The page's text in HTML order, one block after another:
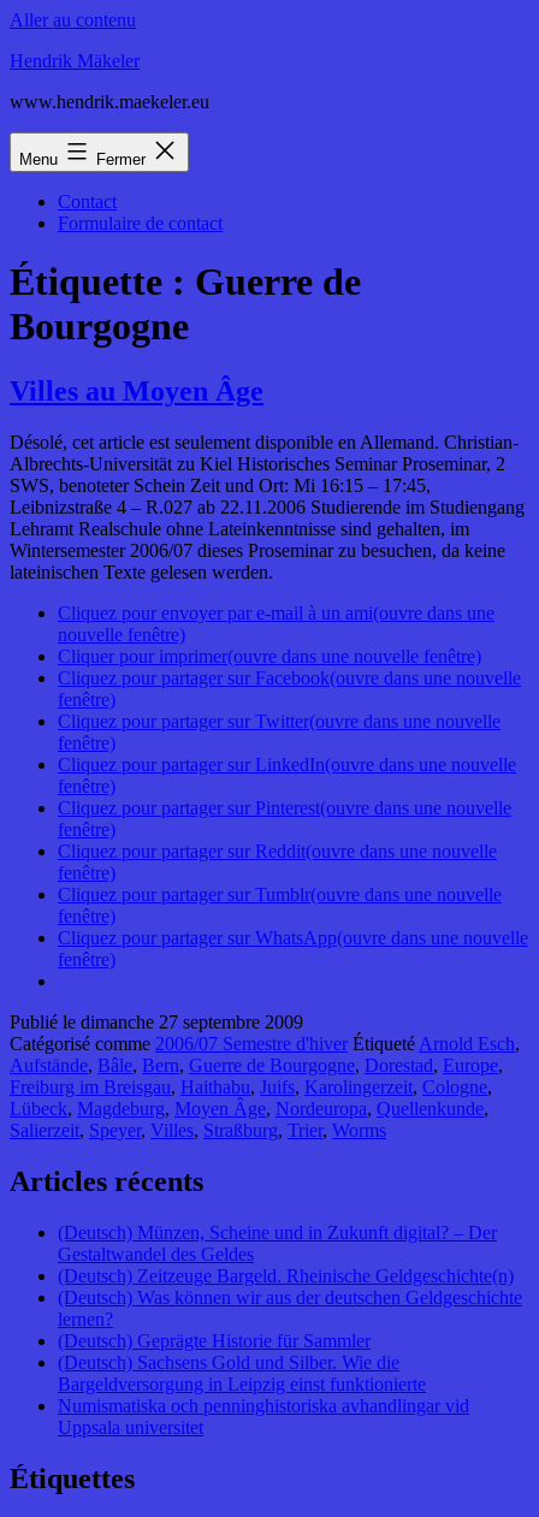
Aller au contenu
Hendrik Mäkeler
www.hendrik.maekeler.eu
Menu Fermer
Contact
Formulaire de contact
Étiquette : Guerre de
Bourgogne
Villes au Moyen Âge
Désolé, cet article est seulement disponible en Allemand. Christian-
Albrechts-Universität zu Kiel Historisches Seminar Proseminar, 2
SWS, benoteter Schein Zeit und Ort: Mi 16:15 – 17:45,
Leibnizstraße 4 – R.027 ab 22.11.2006 Studierende im Studiengang
Lehramt Realschule ohne Lateinkenntnisse sind gehalten, im
Wintersemester 2006/07 dieses Proseminar zu besuchen, da keine
lateinischen Texte gelesen werden.
Cliquez pour envoyer par e-mail à un ami(ouvre dans une
nouvelle fenêtre)
Cliquer pour imprimer(ouvre dans une nouvelle fenêtre)
Cliquez pour partager sur Facebook(ouvre dans une nouvelle
fenêtre)
Cliquez pour partager sur Twitter(ouvre dans une nouvelle
fenêtre)
Cliquez pour partager sur LinkedIn(ouvre dans une nouvelle
fenêtre)
Cliquez pour partager sur Pinterest(ouvre dans une nouvelle
fenêtre)
Cliquez pour partager sur Reddit(ouvre dans une nouvelle
fenêtre)
Cliquez pour partager sur Tumblr(ouvre dans une nouvelle
fenêtre)
Cliquez pour partager sur WhatsApp(ouvre dans une nouvelle
fenêtre)
Publié le dimanche 27 septembre 2009
Catégorisé comme 2006/07 Semestre d'hiver Étiqueté Arnold Esch,
Aufstände, Bâle, Bern, Guerre de Bourgogne, Dorestad, Europe,
Freiburg im Breisgau, Haithabu, Juifs, Karolingerzeit, Cologne,
Lübeck, Magdeburg, Moyen Âge, Nordeuropa, Quellenkunde,
Salierzeit, Speyer, Villes, Straßburg, Trier, Worms
Articles récents
(Deutsch) Münzen, Scheine und in Zukunft digital? – Der
Gestaltwandel des Geldes
(Deutsch) Zeitzeuge Bargeld. Rheinische Geldgeschichte(n)
(Deutsch) Was können wir aus der deutschen Geldgeschichte
lernen?
(Deutsch) Geprägte Historie für Sammler
(Deutsch) Sachsens Gold und Silber. Wie die
Bargeldversorgung in Leipzig einst funktionierte
Numismatiska och penninghistoriska avhandlingar vid
Uppsala universitet
Étiquettes